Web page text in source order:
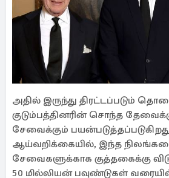
அதில் இருந்து திரட்டப்படும்
குடும்பத்தினரின் சொந்த
சேவைக்கும்
ஆய்வறிக்கையில், இந்த
சேவைகளுக்காக குத்தகைக்கு
50 மில்லியன் பவுண்டுகள்